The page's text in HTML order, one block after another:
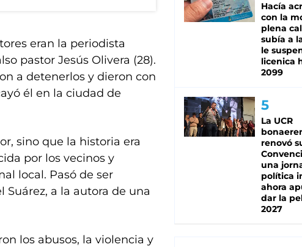
eran la periodista
pastor Jesús Olivera (28).
a detenerlos y dieron con
él en la ciudad de
sino que la historia era
por los vecinos y
local. Pasó de ser
Suárez, a la autora de una
los abusos, la violencia y
Hacía
con la
plena
subía a
le
licenica
2099
La UCR
renovó
una
política
ahora
dar la
2027